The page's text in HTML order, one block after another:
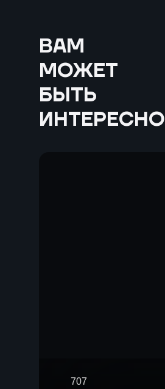
ВАМ
МОЖЕТ
БЫТЬ
ИНТЕРЕСНО
707